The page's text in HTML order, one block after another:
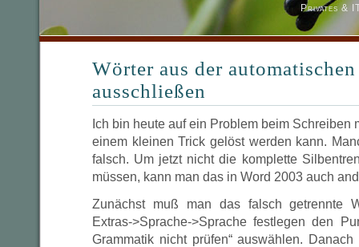
Privates &
Wörter aus der
ausschließen
Ich bin heute auf ein Problem beim Schreiben
einem kleinen Trick gelöst werden kann.
falsch. Um jetzt nicht die komplette
müssen, kann man das in Word 2003 auch
Zunächst muß man das falsch getrennte
Extras->Sprache->Sprache festlegen den
Grammatik nicht prüfen“ auswählen.